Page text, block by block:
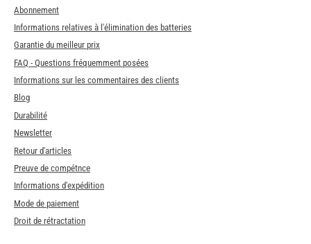
Abonnement
Informations relatives à l'élimination des batteries
Garantie du meilleur prix
FAQ - Questions fréquemment posées
Informations sur les commentaires des clients
Blog
Durabilité
Newsletter
Retour d'articles
Preuve de compétnce
Informations d'expédition
Mode de paiement
Droit de rétractation